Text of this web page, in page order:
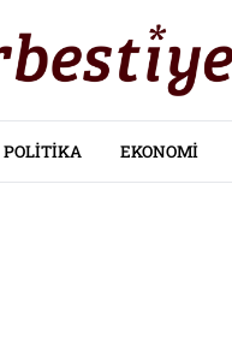
POLITIKA EKONOMI